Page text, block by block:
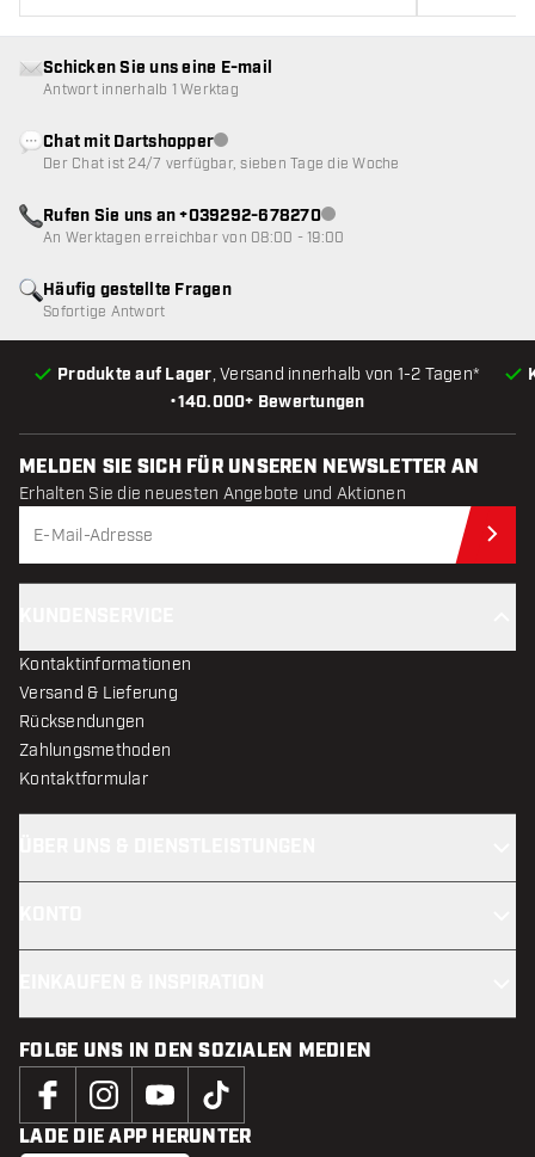
•140.000+ Bewertungen
Produkte auf Lager, Versand innerhalb von 1-2 Tagen*
Häufig gestellte Fragen
Sofortige Antwort
Schicken Sie uns eine E-mail
Antwort innerhalb 1 Werktag
Chat mit DartshopperKundenservice nicht verfügbar
Der Chat ist 24/7 verfügbar, sieben Tage die Woche
Rufen Sie uns an +039292-678270Kundenservice nicht
An Werktagen erreichbar von 08:00 - 19:00
MELDEN SIE SICH FÜR UNSEREN NEWSLETTER AN
Erhalten Sie die neuesten Angebote und Aktionen
Kontaktinformationen
Versand & Lieferung
Rücksendungen
Zahlungsmethoden
Kontaktformular
FOLGE UNS IN DEN SOZIALEN MEDIEN
LADE DIE APP HERUNTER